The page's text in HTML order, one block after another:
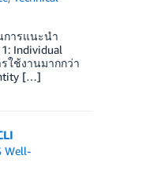
การแนะนำ
Individual
ใช้งานมากกว่า
[…]
Well-